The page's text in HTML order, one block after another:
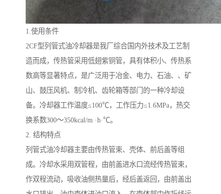
1.使用条件
2CF型列管式油冷却器是我厂综合国内外技术及工艺制
造而成，传热管采用低翅紫铜管，具有体积小、传热系
数高等显著特点，是广泛用于冶金、电力、石油、、矿
山、鼓压风机、制冷机、齿轮箱等部门的一种冷却设
备。冷却器工作温度≤100℃，工作压力≤1.6MPa，热交
换系数300～350kcal/m ·h·℃。
2. 结构特点
列管式油冷却器主要由传热管束、壳体、前后盖等组
成。冷却水采用双管程，由前盖进水口流经传热管束，
作双程流动，吸收油侧热量后，经后盖返回，由前盖出